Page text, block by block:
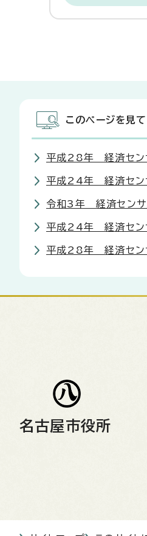
このページを見
平成28年 経済センサ
平成24年 経済センサ
令和3年 経済センサ
平成24年 経済セン
平成28年 経済センサ
名古屋市役所